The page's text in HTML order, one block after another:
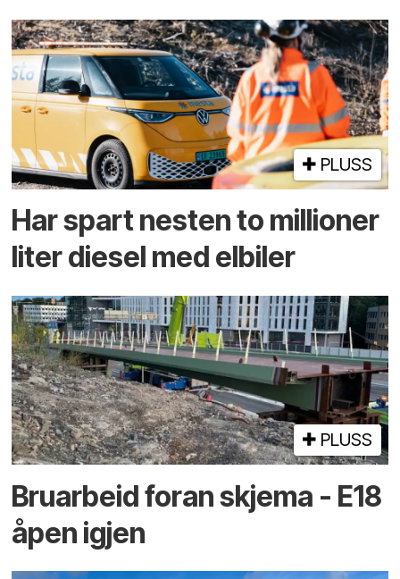
PLUSS
Har spart nesten to millioner
liter diesel med elbiler
PLUSS
Bruarbeid foran skjema - E18
åpen igjen